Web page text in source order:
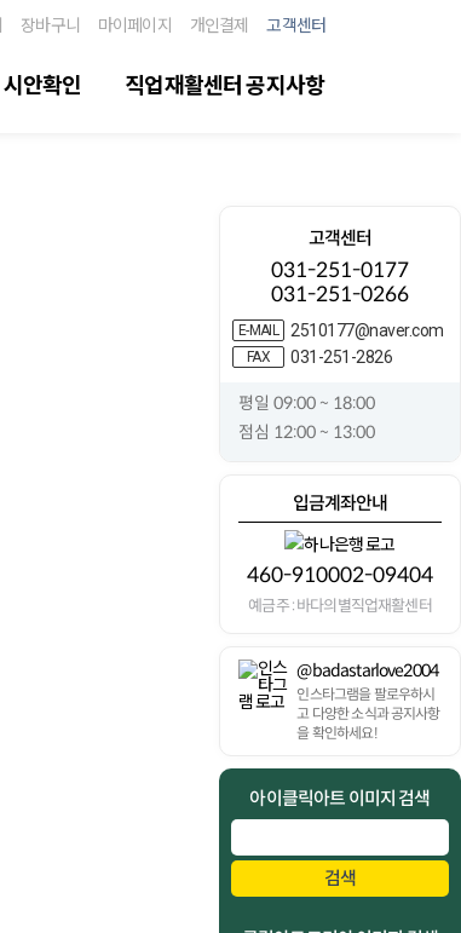
장바구니 마이페이지 개인결제 고객센터
시안확인 직업재활센터 공지사항
고객센터
031-251-0177
031-251-0266
E-MAIL 2510177@naver.com
FAX 031-251-2826
평일 09:00 ~ 18:00
점심 12:00 ~ 13:00
입금계좌안내
460-910002-09404
예금주 : 바다의별직업재활센터
@badastarlove2004
인스타그램을 팔로우하시
고 다양한 소식과 공지사항
을 확인하세요!
아이클릭아트 이미지 검색
검색